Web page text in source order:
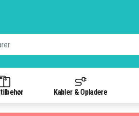
Kabler & Opladere